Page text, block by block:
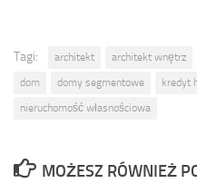
Tagi: architekt architekt wnętrz
dom
domy segmentowe kredyt
nieruchomość własnościowa
MOŻESZ RÓWNIEŻ